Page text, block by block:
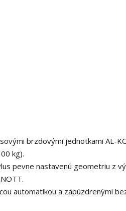
brzdovými jednotkami AL-
kg).
pevne nastavenú geometriu z
automatikou a zapúzdrenými